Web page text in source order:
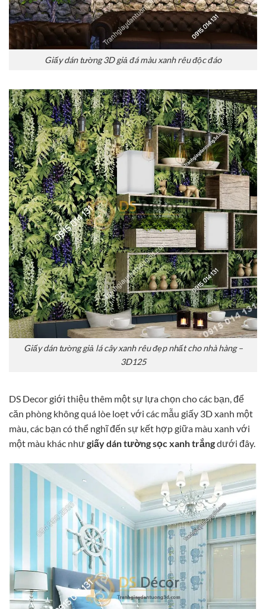
Giấy dán tường 3D giả đá màu xanh rêu độc đáo
Giấy dán tường giả lá cây xanh rêu đẹp nhất cho nhà hàng –
3D125
DS Decor giới thiệu thêm một sự lựa chọn cho các bạn, để
căn phòng không quá lòe loẹt với các mẫu giấy 3D xanh một
màu, các bạn có thể nghĩ đến sự kết hợp giữa màu xanh với
một màu khác nhưgiấy dán tường sọc xanh trắngdưới đây.